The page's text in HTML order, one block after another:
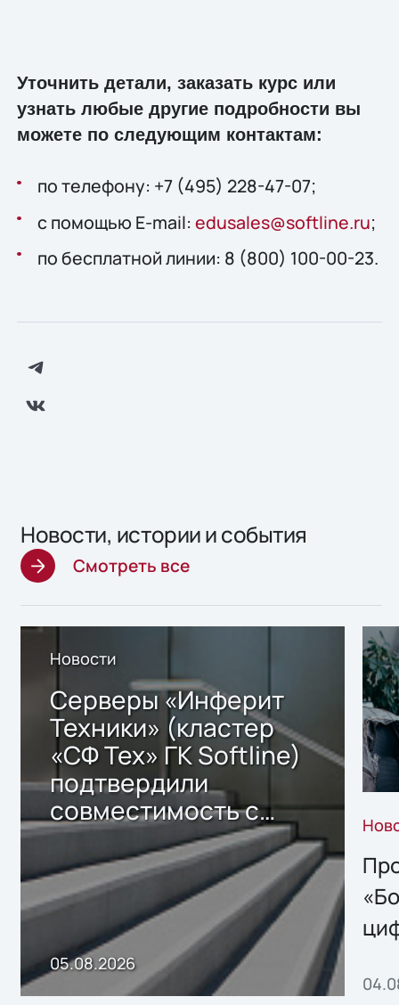
Уточнить детали, заказать курс или
узнать любые другие подробности вы
можете по следующим контактам:
по телефону: +7 (495) 228-47-07;
c помощью E-mail: edusales@softline.ru;
по бесплатной линии: 8 (800) 100-00-23.
Новости, истории и события
Смотреть все
Новости
Серверы «Инферит
Техники» (кластер
«СФ Тех» ГК Softline)
подтвердили
совместимость с
решением Sharx
Storage 2.x для
хранения данных
05.08.2026